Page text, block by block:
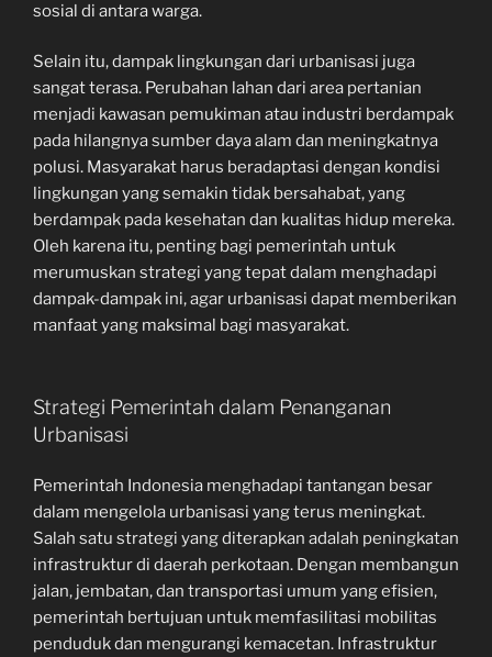
sosial di antara warga.
Selain itu, dampak lingkungan dari urbanisasi juga
sangat terasa. Perubahan lahan dari area pertanian
menjadi kawasan pemukiman atau industri berdampak
pada hilangnya sumber daya alam dan meningkatnya
polusi. Masyarakat harus beradaptasi dengan kondisi
lingkungan yang semakin tidak bersahabat, yang
berdampak pada kesehatan dan kualitas hidup mereka.
Oleh karena itu, penting bagi pemerintah untuk
merumuskan strategi yang tepat dalam menghadapi
dampak-dampak ini, agar urbanisasi dapat memberikan
manfaat yang maksimal bagi masyarakat.
Strategi Pemerintah dalam Penanganan
Urbanisasi
Pemerintah Indonesia menghadapi tantangan besar
dalam mengelola urbanisasi yang terus meningkat.
Salah satu strategi yang diterapkan adalah peningkatan
infrastruktur di daerah perkotaan. Dengan membangun
jalan, jembatan, dan transportasi umum yang efisien,
pemerintah bertujuan untuk memfasilitasi mobilitas
penduduk dan mengurangi kemacetan. Infrastruktur